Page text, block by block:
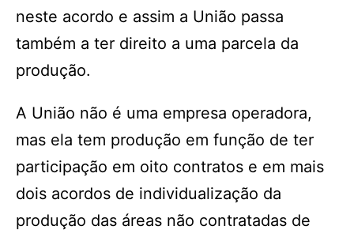
neste acordo e assim a União passa
também a ter direito a uma parcela da
produção.
A União não é uma empresa operadora,
mas ela tem produção em função de ter
participação em oito contratos e em mais
dois acordos de individualização da
produção das áreas não contratadas de